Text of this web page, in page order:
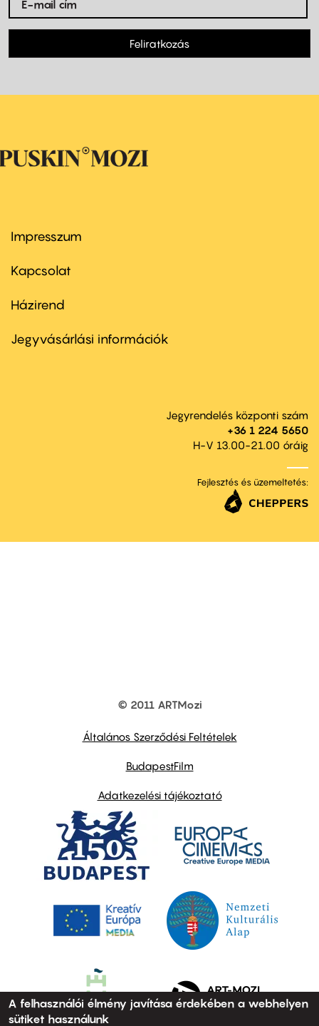
Feliratkozás
Footer
first
Impresszum
Kapcsolat
Footer
second
Házirend
Jegyvásárlási információk
Jegyrendelés központi szám
+36 1 224 5650
H-V 13.00-21.00 óráig
Fejlesztés és üzemeltetés:
© 2011 ARTMozi
Általános Szerződési Feltételek
BudapestFilm
Adatkezelési tájékoztató
A felhasználói élmény javítása érdekében a webhelyen
sütiket használunk